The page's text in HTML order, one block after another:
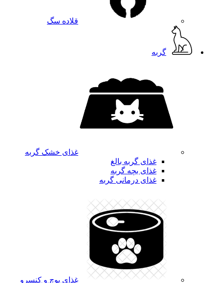
قلاده سگ
گربه
غذای خشک گربه
غذای گربه بالغ
غذای بچه گربه
غذای درمانی گربه
غذای پوچ و کنسرو